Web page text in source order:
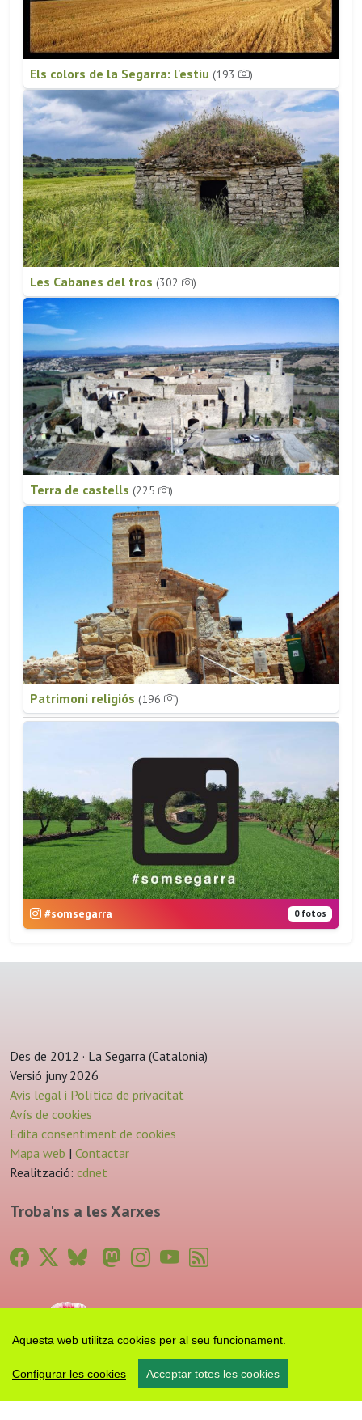
Aquesta web utilitza cookies per al seu funcionament.
Configurar les cookies Acceptar totes les cookies
Els colors de la Segarra: l'estiu (193 )
Les Cabanes del tros (302 )
Terra de castells (225 )
Patrimoni religiós (196 )
#somsegarra 0 fotos
Des de 2012 · La Segarra (Catalonia)
Versió juny 2026
Avis legal i Política de privacitat
Avís de cookies
Edita consentiment de cookies
Mapa web | Contactar
Realització: cdnet
Troba'ns a les Xarxes